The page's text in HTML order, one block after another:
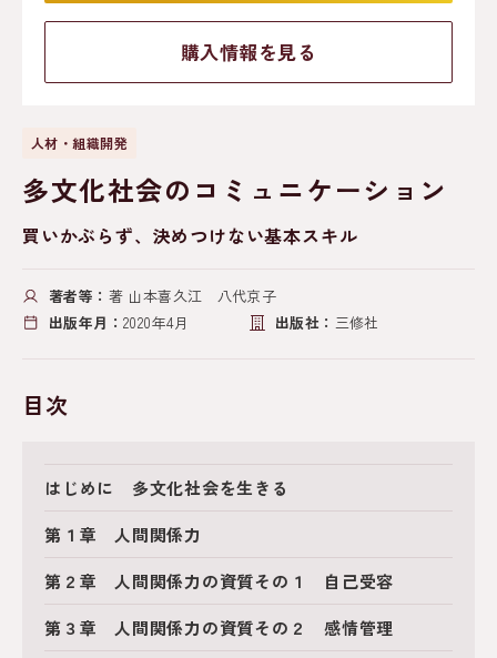
購入情報を見る
人材・組織開発
多文化社会のコミュニケーション
買いかぶらず、決めつけない基本スキル
著者等： 著 山本喜久江 八代京子
出版年月： 2020年4月 出版社： 三修社
目次
はじめに 多文化社会を生きる
第１章 人間関係力
第２章 人間関係力の資質その１ 自己受容
第３章 人間関係力の資質その２ 感情管理